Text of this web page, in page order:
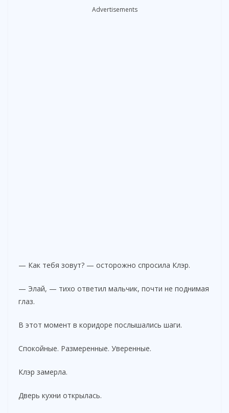
Advertisements
— Как тебя зовут? — осторожно спросила Клэр.
— Элай, — тихо ответил мальчик, почти не поднимая
глаз.
В этот момент в коридоре послышались шаги.
Спокойные. Размеренные. Уверенные.
Клэр замерла.
Дверь кухни открылась.